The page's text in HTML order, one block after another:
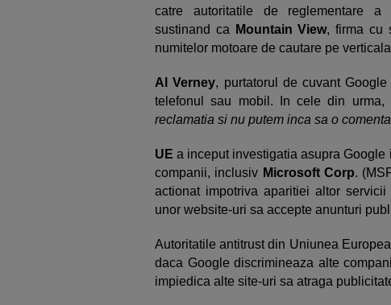
catre autoritatile de reglementare a
sustinand ca
Mountain View, firma cu
numitelor motoare de cautare pe
Al Verney, purtatorul de cuvant Google
telefonul sau mobil. In cele din urma,
reclamatia si nu putem inca sa o
UEa inceput investigatia asupra
companii, inclusiv Microsoft Corp.
actionat impotriva aparitiei altor
unor website-uri sa accepte anunturi
Autoritatile antitrust din Uniunea
daca Google discrimineaza alte
impiedica alte site-uri sa atraga